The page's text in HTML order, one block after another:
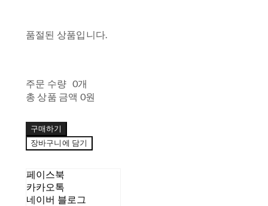
품절된 상품입니다.
주문 수량 0개
총 상품 금액 0원
구매하기
장바구니에 담기
페이스북
카카오톡
네이버 블로그